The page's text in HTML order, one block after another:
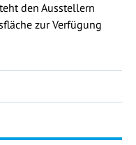
den Ausstellern
zur Verfügung